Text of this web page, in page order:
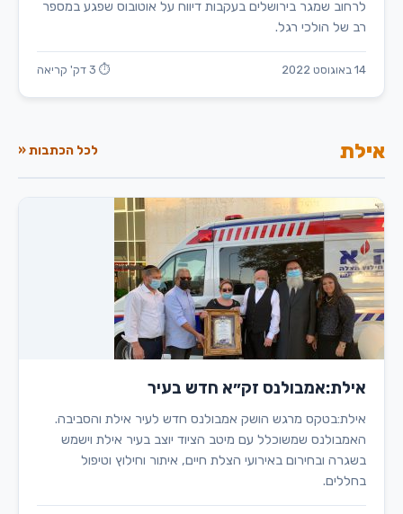
לרחוב שמגר בירושלים בעקבות דיווח על אוטובוס שפגע במספר
רב של הולכי רגל.
14 באוגוסט 2022 ⏱ 3 דק' קריאה
אילת לכל הכתבות «
אילת:אמבולנס זק״א חדש בעיר
אילת:בטקס מרגש הושק אמבולנס חדש לעיר אילת והסביבה.
האמבולנס שמשוכלל עם מיטב הציוד יוצב בעיר אילת וישמש
בשגרה ובחירום באירועי הצלת חיים, איתור וחילוץ וטיפול
בחללים.